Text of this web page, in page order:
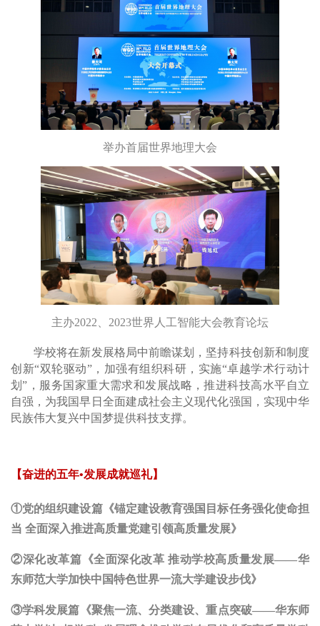
举办首届世界地理大会
主办2022、2023世界人工智能大会教育论坛
学校将在新发展格局中前瞻谋划，坚持科技创新和制度
创新“双轮驱动”，加强有组织科研，实施“卓越学术行动计
划”，服务国家重大需求和发展战略，推进科技高水平自立
自强，为我国早日全面建成社会主义现代化强国，实现中华
民族伟大复兴中国梦提供科技支撑。
【奋进的五年•发展成就巡礼】
①党的组织建设篇《锚定建设教育强国目标任务强化使命担
当 全面深入推进高质量党建引领高质量发展》
②深化改革篇《全面深化改革 推动学校高质量发展——华
东师范大学加快中国特色世界一流大学建设步伐》
③学科发展篇《聚焦一流、分类建设、重点突破——华东师